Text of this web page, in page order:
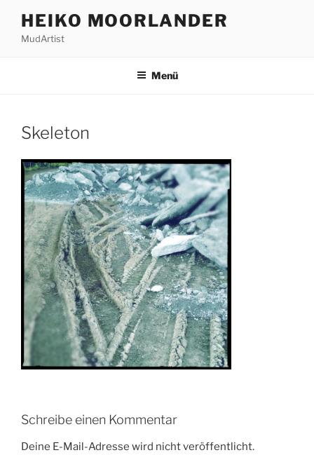
Inhalt
springen
HEIKO MOORLANDER
MudArtist
Menü
Skeleton
Schreibe einen Kommentar
Deine E-Mail-Adresse wird nicht veröffentlicht.